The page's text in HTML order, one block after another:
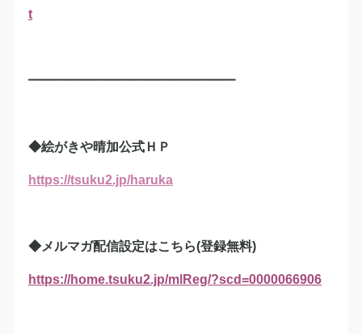
t
━━━━━━━━━━━━━━━━
◆絵がきや晴加公式ＨＰ
https://tsuku2.jp/haruka
◆メルマガ配信設定はこちら(登録無料)
https://home.tsuku2.jp/mlReg/?scd=0000066906